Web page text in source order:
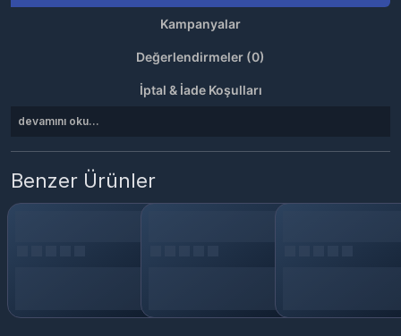
Kampanyalar
Değerlendirmeler (0)
İptal & İade Koşulları
devamını oku...
Benzer Ürünler